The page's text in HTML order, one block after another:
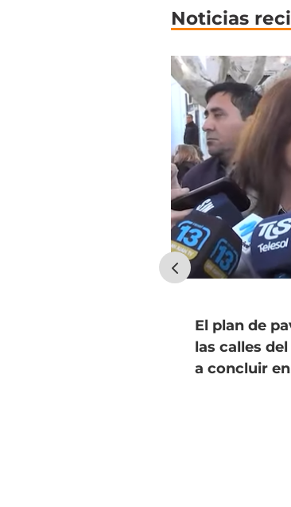
Noticias
El plan de
las calles
a concluir